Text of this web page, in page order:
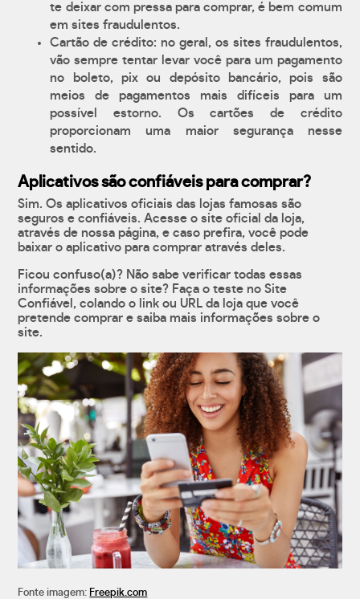
te deixar com pressa para comprar, é bem comum
em sites fraudulentos.
Cartão de crédito: no geral, os sites fraudulentos,
vão sempre tentar levar você para um pagamento
no boleto, pix ou depósito bancário, pois são
meios de pagamentos mais difíceis para um
possível estorno. Os cartões de crédito
proporcionam uma maior segurança nesse
sentido.
Aplicativos são confiáveis para comprar?
Sim. Os aplicativos oficiais das lojas famosas são
seguros e confiáveis. Acesse o site oficial da loja,
através de nossa página, e caso prefira, você pode
baixar o aplicativo para comprar através deles.
Ficou confuso(a)? Não sabe verificar todas essas
informações sobre o site? Faça o teste no Site
Confiável, colando o link ou URL da loja que você
pretende comprar e saiba mais informações sobre o
site.
Fonte imagem: Freepik.com